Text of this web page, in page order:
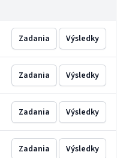
Zadania Výsledky
Zadania Výsledky
Zadania Výsledky
Zadania Výsledky